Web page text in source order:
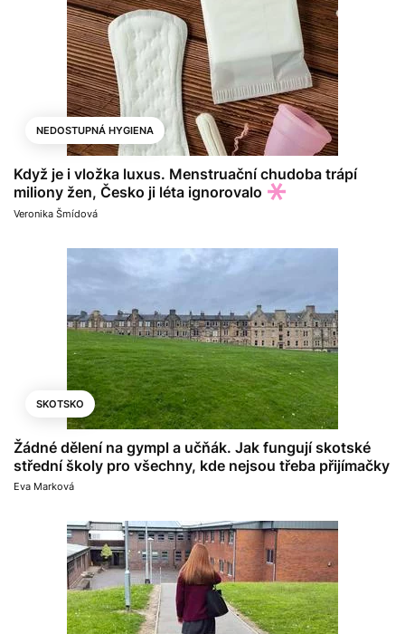
NEDOSTUPNÁ HYGIENA
Když je i vložka luxus. Menstruační chudoba trápí
miliony žen, Česko ji léta ignorovalo
Veronika Šmídová
SKOTSKO
Žádné dělení na gympl a učňák. Jak fungují skotské
střední školy pro všechny, kde nejsou třeba přijímačky
Eva Marková